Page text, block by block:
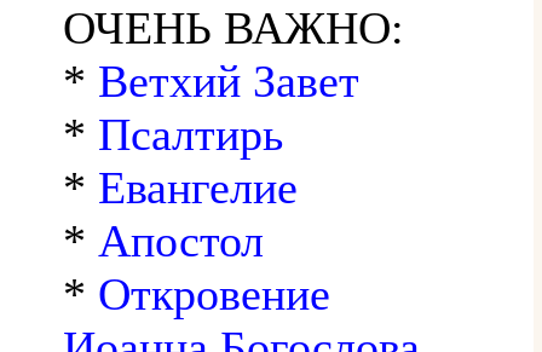
ОЧЕНЬ ВАЖНО:
* Ветхий Завет
* Псалтирь
* Евангелие
* Апостол
* Откровение